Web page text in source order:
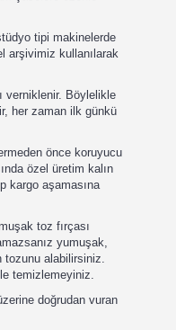
tipi makinelerde
arşivimiz kullanılarak
verniklenir. Böylelikle
her zaman ilk günkü
önce koruyucu
özel üretim kalın
kargo aşamasına
toz fırçası
yumuşak,
tozunu alabilirsiniz.
temizlemeyiniz.
doğrudan vuran